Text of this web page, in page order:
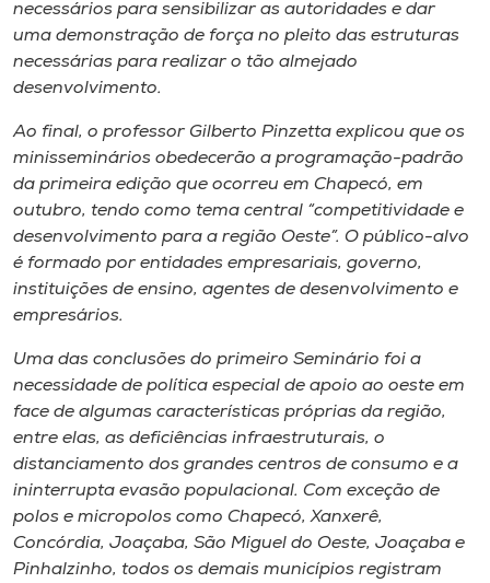
necessários para sensibilizar as autoridades e dar
uma demonstração de força no pleito das estruturas
necessárias para realizar o tão almejado
desenvolvimento.
Ao final, o professor Gilberto Pinzetta explicou que os
minisseminários obedecerão a programação-padrão
da primeira edição que ocorreu em Chapecó, em
outubro, tendo como tema central “competitividade e
desenvolvimento para a região Oeste”. O público-alvo
é formado por entidades empresariais, governo,
instituições de ensino, agentes de desenvolvimento e
empresários.
Uma das conclusões do primeiro Seminário foi a
necessidade de política especial de apoio ao oeste em
face de algumas características próprias da região,
entre elas, as deficiências infraestruturais, o
distanciamento dos grandes centros de consumo e a
ininterrupta evasão populacional. Com exceção de
polos e micropolos como Chapecó, Xanxerê,
Concórdia, Joaçaba, São Miguel do Oeste, Joaçaba e
Pinhalzinho, todos os demais municípios registram